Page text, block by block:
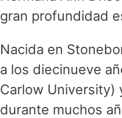
gran profundidad
Nacida en
a los diecinueve
Carlow University)
durante muchos